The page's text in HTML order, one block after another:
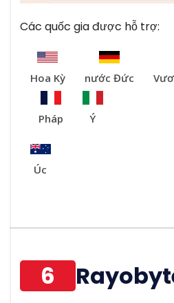
Các quốc gia được hỗ trợ:
Hoa Kỳ nước Đức
Pháp Ý
Úc
6